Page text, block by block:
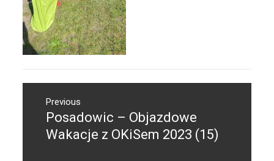
wpisuPrevious
Previous
post:
Posadowic – Objazdowe
Wakacje z OKiSem 2023 (15)